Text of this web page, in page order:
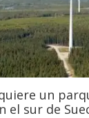
un
el sur de